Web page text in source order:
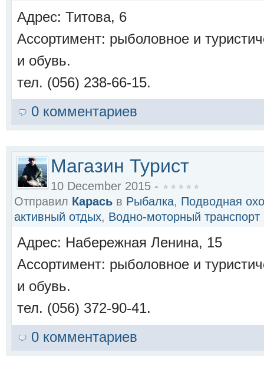
Адрес: Титова, 6
Ассортимент: рыболовное и
и обувь.
тел. (056) 238-66-15.
0 комментариев
Магазин Турист
10 December 2015 -
Отправил Карась в Рыбалка, Подводная
активный отдых, Водно-моторный транспорт
Адрес: Набережная Ленина, 15
Ассортимент: рыболовное и
и обувь.
тел. (056) 372-90-41.
0 комментариев